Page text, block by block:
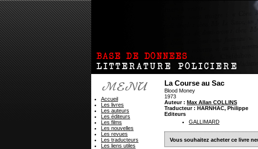
La Course au Sac
Blood Money
1973
Auteur : Max Allan COLLINS
Traducteur : HARNHAC, Philippe
Editeurs
GALLIMARD
Vous souhaitez acheter ce livre
Accueil
Les livres
Les auteurs
Les éditeurs
Les films
Les nouvelles
Les revues
Les traducteurs
Les liens utiles